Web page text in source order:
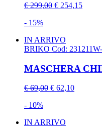
€ 299,00 € 254,15
- 15%
IN ARRIVO
BRIKO Cod:
MASCHERA
€ 69,00 € 62,10
- 10%
IN ARRIVO